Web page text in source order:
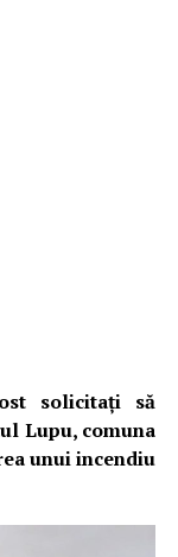
solicitați să
Lupu, comuna
unui incendiu